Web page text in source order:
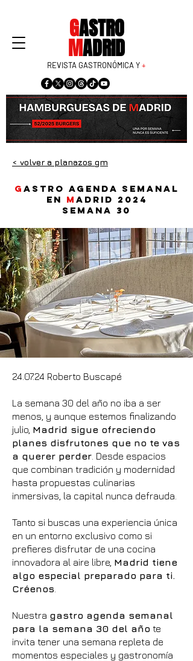
GASTRO
MADRID
REVISTA GASTRONÓMICA Y+
< volver a planazos gm
G astro agenda semanal
en M adrid 2024
Semana 30
24.07.24 Roberto Buscapé
La semana 30 del año no iba a ser
menos, y aunque estemos finalizando
julio, Madrid sigue ofreciendo
planes disfrutones que no te vas
a querer perder . Desde espacios
que combinan tradición y modernidad
hasta propuestas culinarias
inmersivas, la capital nunca defrauda.
Tanto si buscas una experiencia única
en un entorno exclusivo como si
prefieres disfrutar de una cocina
innovadora al aire libre, Madrid tiene
algo especial preparado para ti.
Créenos
Nuestra gastro agenda semanal
para la semana 30 del año te
invita tener una semana repleta de
momentos especiales y gastronomía